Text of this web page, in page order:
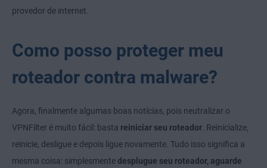
provedor de internet.
Como posso proteger meu
roteador contra malware?
Agora, finalmente algumas boas notícias, pois neutralizar o
VPNFilter é muito fácil: basta reiniciar seu roteador. Reinicialize,
reinicie, desligue e depois ligue novamente. Tudo isso significa a
mesma coisa: simplesmente desplugue seu roteador, aguarde